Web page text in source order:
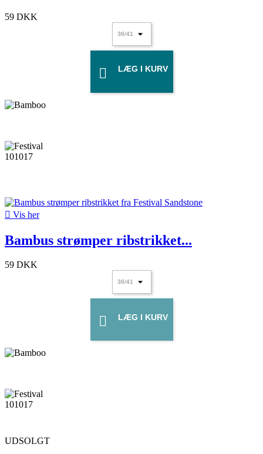
59 DKK
 LÆG I KURV
 Vis her
Bambus strømper ribstrikket...
59 DKK
 LÆG I KURV
UDSOLGT